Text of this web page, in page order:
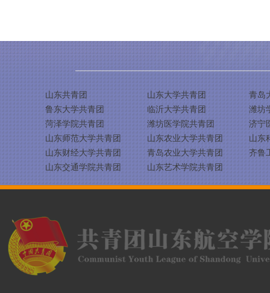
山东共青团 山东大学共青团
青岛
鲁东大学共青团
临沂大学共青团
潍坊
菏泽学院共青团
潍坊医学院共青团
济宁
山东师范大学共青团
山东农业大学共青团
山东
山东财经大学共青团
青岛农业大学共青团
齐鲁
山东交通学院共青团
山东艺术学院共青团